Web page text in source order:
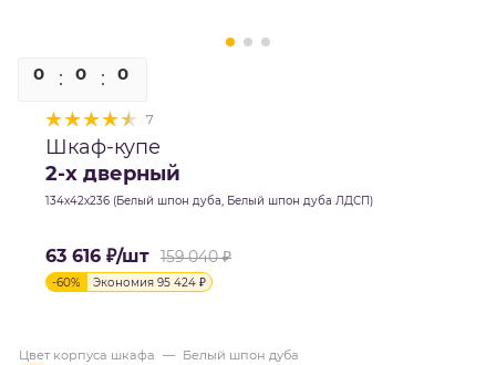
0 0 0
7
Шкаф-купе
2-х дверный
134х42х236 (Белый шпон дуба, Белый шпон дуба ЛДСП)
63 616 ₽/шт 159 040₽
-60% Экономия 95 424 ₽
Цвет корпуса шкафа — Белый шпон дуба